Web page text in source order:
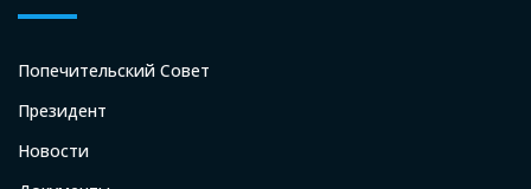
Попечительский Совет
Президент
Новости